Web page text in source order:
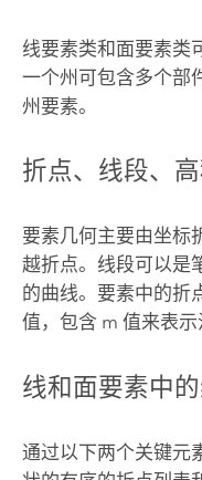
线要素类和面要素类
一个州可包含多个部
州要素。
折点、线段、
要素几何主要由坐标
越折点。线段可以是
的曲线。要素中的折
值，包含 m 值来表示
线和面要素中
通过以下两个关键元